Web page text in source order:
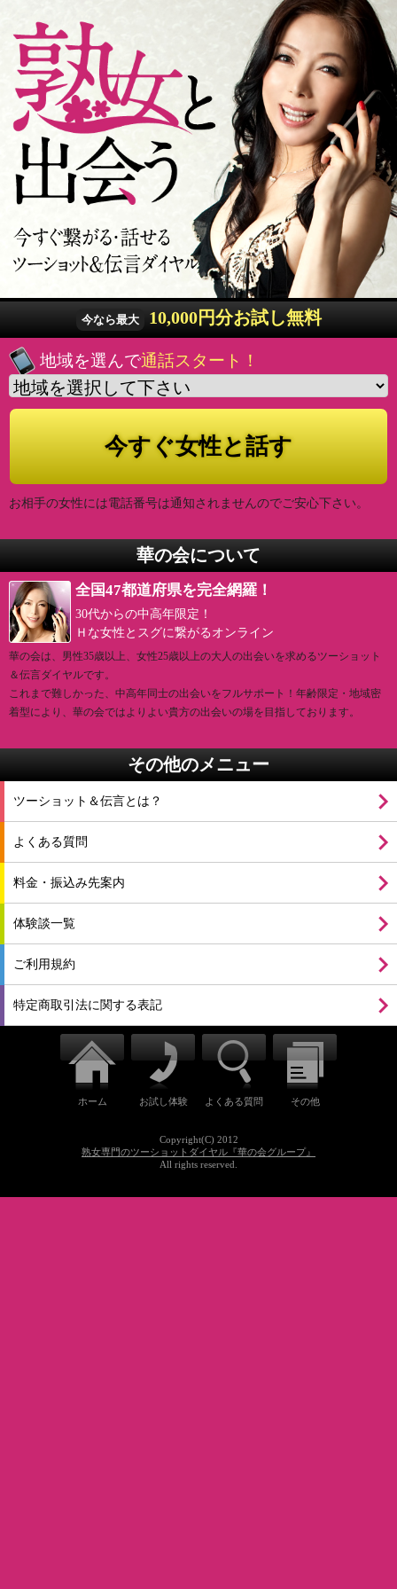
今なら最大 10,000円分お試し無料
地域を選んで通話スタート！
お相手の女性には電話番号は通知されませんのでご安心下さい。
華の会について
全国47都道府県を完全網羅！
30代からの中高年限定！
Ｈな女性とスグに繋がるオンライン
華の会は、男性35歳以上、女性25歳以上の大人の出会いを求めるツーショット
＆伝言ダイヤルです。
これまで難しかった、中高年同士の出会いをフルサポート！年齢限定・地域密
着型により、華の会ではよりよい貴方の出会いの場を目指しております。
その他のメニュー
ツーショット＆伝言とは？
よくある質問
料金・振込み先案内
体験談一覧
ご利用規約
特定商取引法に関する表記
ホーム お試し体験 よくある質問 その他
Copyright(C) 2012
熟女専門のツーショットダイヤル『華の会グループ』
All rights reserved.